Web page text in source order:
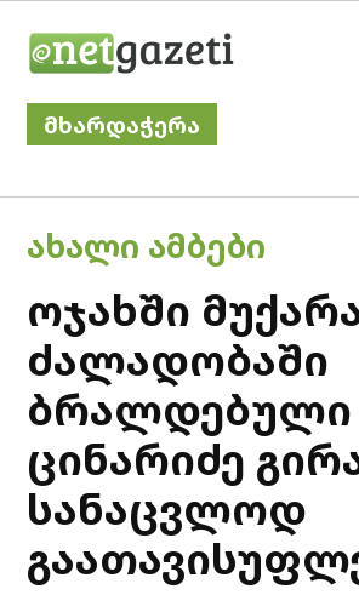
მხარდაჭერა
POSTED
ᲐᲮᲐᲚᲘ ᲐᲛᲑᲔᲑᲘ
ოჯახში
ძალადობაში
ბრალდებული
ცინარიძე
სანაცვლოდ